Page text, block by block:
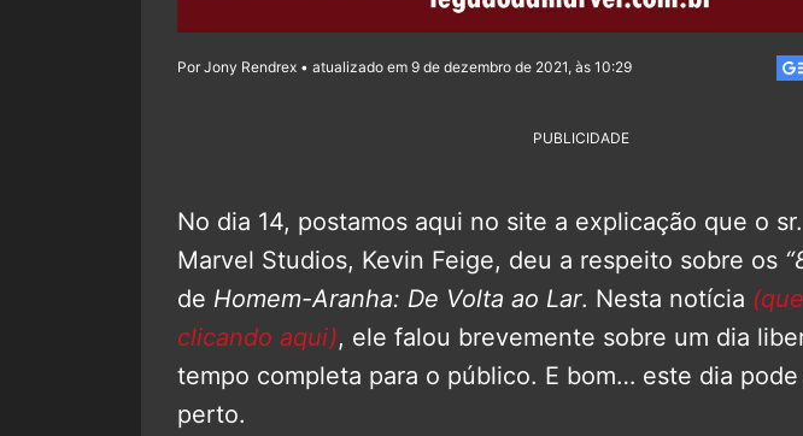
Por Jony Rendrex • atualizado em 9 de dezembro de 2021, às 10:29
PUBLICIDADE
No dia 14, postamos aqui no site a explicação que o
Marvel Studios, Kevin Feige, deu a respeito sobre os
de Homem-Aranha: De Volta ao Lar. Nesta notícia
clicando aqui), ele falou brevemente sobre um dia
tempo completa para o público. E bom… este dia
perto.